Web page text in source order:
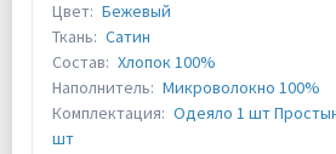
Цвет: Бежевый
Ткань: Сатин
Состав: Хлопок 100%
Наполнитель: Микроволокно 100%
Комплектация: Одеяло 1 шт
шт